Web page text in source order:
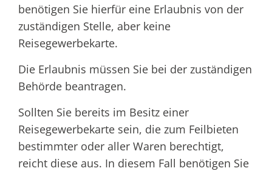
benötigen Sie hierfür eine Erlaubnis von der
zuständigen Stelle, aber keine
Reisegewerbekarte.
Die Erlaubnis müssen Sie bei der zuständigen
Behörde beantragen.
Sollten Sie bereits im Besitz einer
Reisegewerbekarte sein, die zum Feilbieten
bestimmter oder aller Waren berechtigt,
reicht diese aus. In diesem Fall benötigen Sie